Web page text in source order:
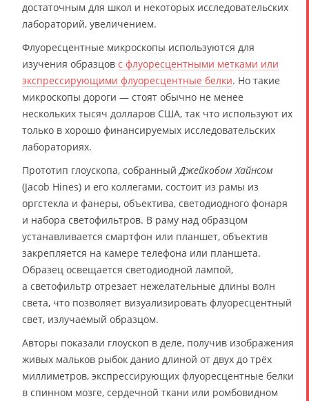
достаточным для школ и некоторых исследовательских
лабораторий, увеличением.
Флуоресцентные микроскопы используются для
изучения образцов с флуоресцентными метками или
экспрессирующими флуоресцентные белки. Но такие
микроскопы дороги — стоят обычно не менее
нескольких тысяч долларов США, так что используют их
только в хорошо финансируемых исследовательских
лабораториях.
Прототип глоускопа, собранный Джейкобом Хайнсом
(Jacob Hines) и его коллегами, состоит из рамы из
оргстекла и фанеры, объектива, светодиодного фонаря
и набора светофильтров. В раму над образцом
устанавливается смартфон или планшет, объектив
закрепляется на камере телефона или планшета.
Образец освещается светодиодной лампой,
а светофильтр отрезает нежелательные длины волн
света, что позволяет визуализировать флуоресцентный
свет, излучаемый образцом.
Авторы показали глоускоп в деле, получив изображения
живых мальков рыбок данио длиной от двух до трёх
миллиметров, экспрессирующих флуоресцентные белки
в спинном мозге, сердечной ткани или ромбовидном